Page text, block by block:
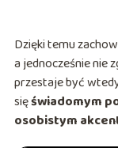
Dzięki temu
a jednocześnie nie
przestaje być
sięświadomym
osobistym